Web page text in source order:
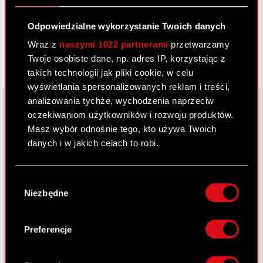
Odpowiedzialne wykorzystanie Twoich danych
Wraz z naszymi 1022 partnerami przetwarzamy
Twoje osobiste dane, np. adres IP, korzystając z
takich technologii jak pliki cookie, w celu
wyświetlania spersonalizowanych reklam i treści,
analizowania tychże, wychodzenia naprzeciw
oczekiwaniom użytkowników i rozwoju produktów.
Masz wybór odnośnie tego, kto używa Twoich
danych i w jakich celach to robi.
lokalizacji geograficznej z dokładnością nawet
Identyfikować Twoje urządzenie, aktywnie
analizując charakteryzującego je zbiory
zgody
Niezbędne
Preferencje
O CD PROJEKT
Zrównoważony rozwój